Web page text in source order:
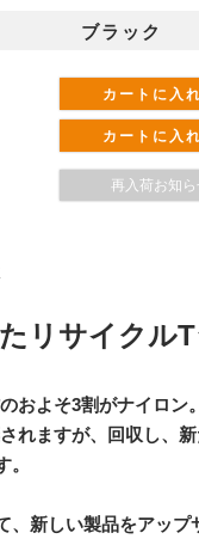
ブラック
カートに入
カートに入
再入荷お知ら
リサイクル
およそ3割がナイロン。
れますが、回収し、
、新しい製品をアッ